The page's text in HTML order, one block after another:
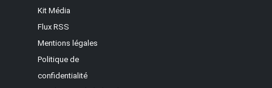
Kit Média
Flux RSS
Mentions légales
Politique de
confidentialité